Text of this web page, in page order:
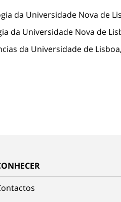
da Universidade Nova de
da Universidade Nova de
da Universidade de